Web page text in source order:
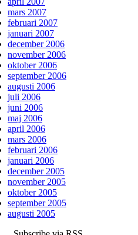
mars 2007
februari 2007
januari 2007
december 2006
november 2006
oktober 2006
september 2006
augusti 2006
juli 2006
juni 2006
maj 2006
april 2006
mars 2006
februari 2006
januari 2006
december 2005
november 2005
oktober 2005
september 2005
augusti 2005